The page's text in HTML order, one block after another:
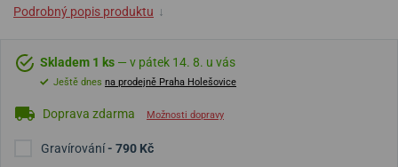
Podrobný popis produktu ↓
Skladem 1 ks — v pátek 14. 8. u vás
Ještě dnes na prodejně Praha Holešovice
Doprava zdarma Možnosti dopravy
Gravírování- 790 Kč